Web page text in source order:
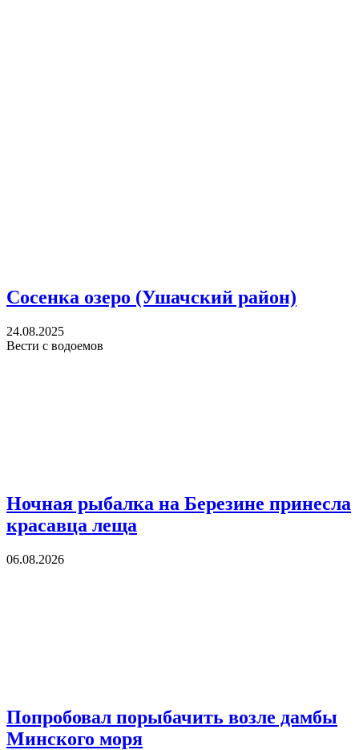
Сосенка озеро (Ушачский район)
24.08.2025
Вести с водоемов
Ночная рыбалка на Березине принесла
красавца леща
06.08.2026
Попробовал порыбачить возле дамбы
Минского моря